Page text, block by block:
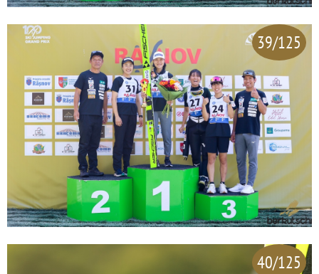
39/125
40/125